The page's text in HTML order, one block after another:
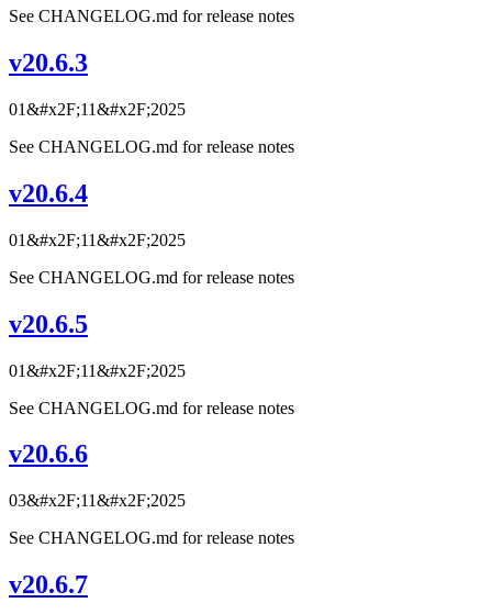
See CHANGELOG.md for release notes
v20.6.3
01&#x2F;11&#x2F;2025
See CHANGELOG.md for release notes
v20.6.4
01&#x2F;11&#x2F;2025
See CHANGELOG.md for release notes
v20.6.5
01&#x2F;11&#x2F;2025
See CHANGELOG.md for release notes
v20.6.6
03&#x2F;11&#x2F;2025
See CHANGELOG.md for release notes
v20.6.7